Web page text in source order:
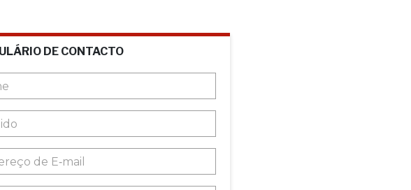
DE CONTACTO